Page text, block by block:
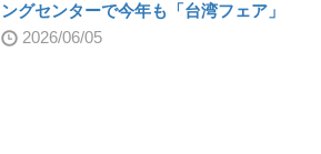
ングセンターで今年も「台湾フェア」
2026/06/05